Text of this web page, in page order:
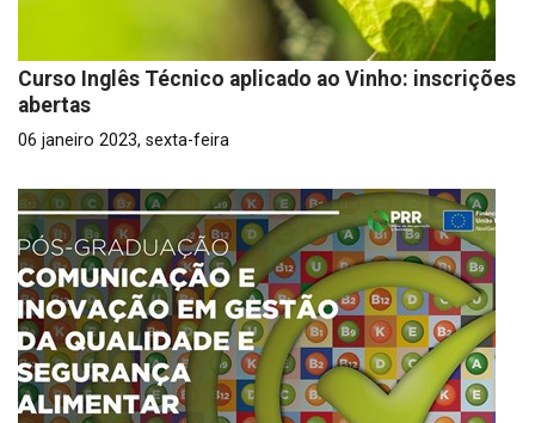
Curso Inglês Técnico aplicado ao Vinho: inscrições
abertas
06 janeiro 2023, sexta-feira